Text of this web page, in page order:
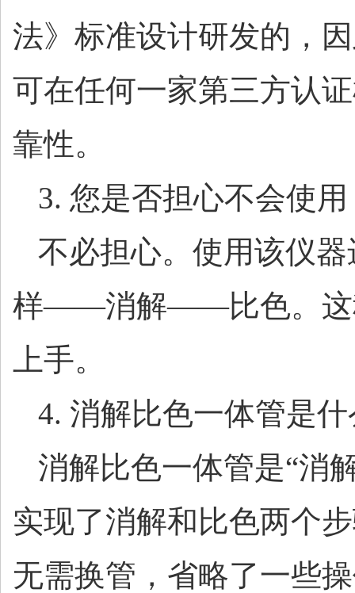
法》标准设计研发的，
可在任何一家第三方认
靠性。
3. 您是否担心不会使用
不必担心。使用该仪
样——消解——比色。这
上手。
4. 消解比色一体管是
消解比色一体管是“消
实现了消解和比色两个
无需换管，省略了一些